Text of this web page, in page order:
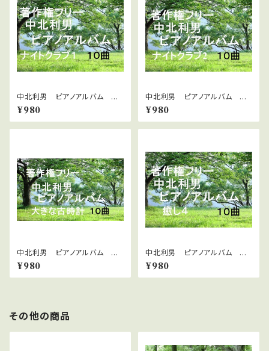
中北利男 ピアノアルバム ナ
イトクラブ１
¥980
中北利男 ピアノアルバム ナ
イトクラブ２
¥980
中北利男 ピアノアルバム 大
きな古時計
¥980
中北利男 ピアノアルバム 癒
し4
¥980
その他の商品